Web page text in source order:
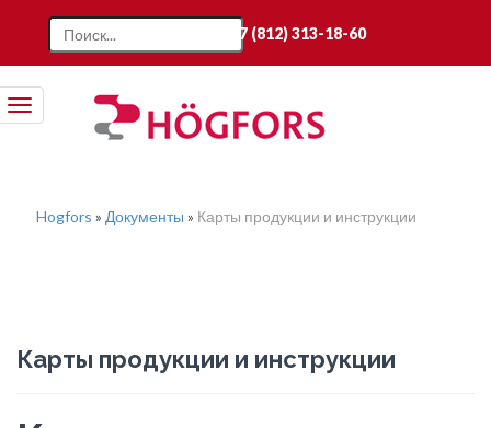
+7 (812) 313-18-60
Toggle
navigation
Hogfors » Документы » Карты продукции и инструкции
Карты продукции и инструкции